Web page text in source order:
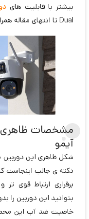
بیشتر با قابلیت های
Dual تا انتهای مقاله همراه باشید.
آیمو
شکل ظاهری این دوربین
نکته ی جالب اینجاست
برقراری ارتباط قوی
بتوانید این دوربین
خاصیت ضد آب این